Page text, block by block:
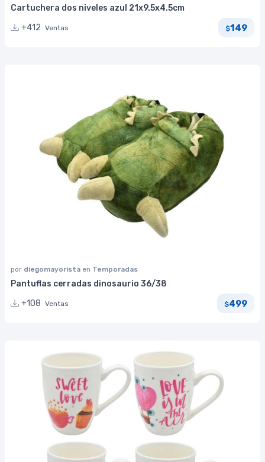
Cartuchera dos niveles azul 21x9.5x4.5cm
+412 Ventas $149
por diegomayorista en Temporadas
Pantuflas cerradas dinosaurio 36/38
+108 Ventas $499